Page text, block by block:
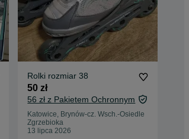
Rolki rozmiar 38
50 zł
56 zł z Pakietem Ochronnym
Katowice, Brynów-cz. Wsch.-Osiedle
Zgrzebioka
13 lipca 2026